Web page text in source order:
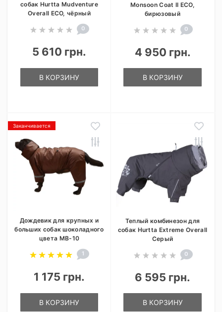
собак Hurtta Mudventure
Overall ECO, чёрный
0
5 610 грн.
В КОРЗИНУ
Monsoon Coat II ECO,
бирюзовый
0
4 950 грн.
В КОРЗИНУ
Заканчивается
Дождевик для крупных и
больших собак шоколадного
цвета MB-10
1
1 175 грн.
В КОРЗИНУ
Теплый комбинезон для
собак Hurtta Extreme Overall
Серый
0
6 595 грн.
В КОРЗИНУ